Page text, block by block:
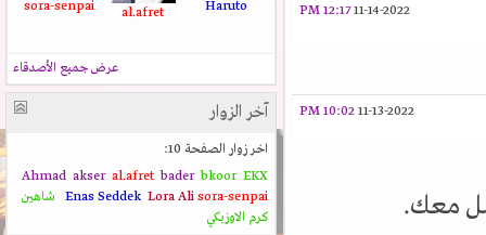
11-14-2022
12:17 PM
11-13-2022
10:02 PM
معك.
Haruto
al.afret
sora-senpai
عرض جميع الأصدقاء
آخر الزوار
اخر زوار الصفحة 10:
Ahmad
akser al.afret bader bkoor
EKX
Enas Seddek
Lora Ali sora-senpai
شاهين
كرم الاوزبكي